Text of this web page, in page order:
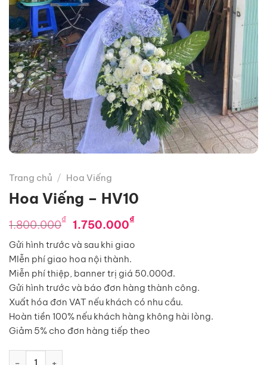
Trang chủ / Hoa Viếng
Hoa Viếng – HV10
1.800.000₫ Giá
gốc
là:
1.800.000₫.
1.750.000₫Giá
tại
là:
1.750.000₫.
Gửi hình trước và sau khi giao
MIễn phí giao hoa nội thành.
Miễn phí thiệp, banner trị giá 50.000đ.
Gửi hình trước và báo đơn hàng thành công.
Xuất hóa đơn VAT nếu khách có nhu cầu.
Hoàn tiền 100% nếu khách hàng không hài lòng.
Giảm 5% cho đơn hàng tiếp theo
Hoa Viếng – HV10 số lượng